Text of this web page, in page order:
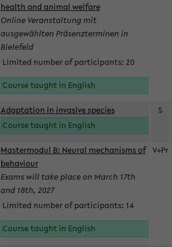
health and animal welfare
Online Veranstaltung mit
ausgewählten Präsenzterminen in
Bielefeld
Limited number of participants: 20
Course taught in English
Adaptation in invasive species
Course taught in English
S
Mastermodul B: Neural mechanisms of
behaviour
Exams will take place on March 17th
and 18th, 2027
Limited number of participants: 14
Course taught in English
V+Pr